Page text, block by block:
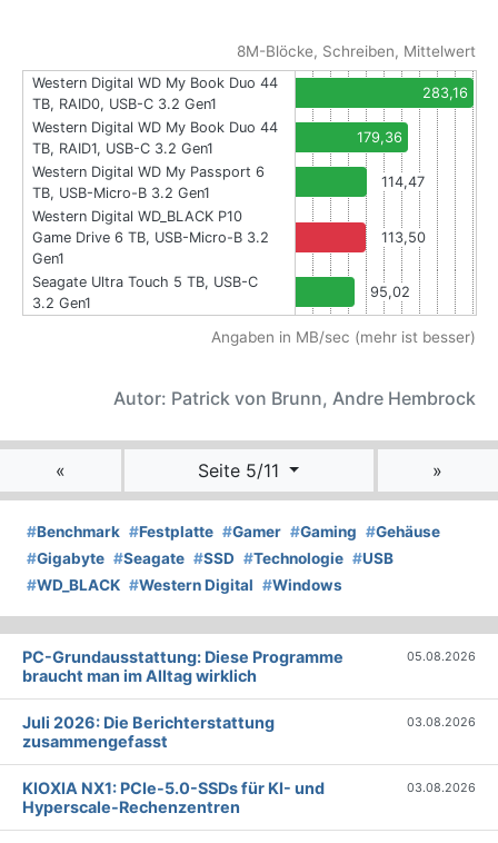
8M-Blöcke, Schreiben, Mittelwert
Western Digital WD My Book Duo 44
TB, RAID0, USB-C 3.2 Gen1
283,16
Western Digital WD My Book Duo 44
TB, RAID1, USB-C 3.2 Gen1
179,36
Western Digital WD My Passport 6
TB, USB-Micro-B 3.2 Gen1
114,47
Western Digital WD_BLACK P10
Game Drive 6 TB, USB-Micro-B 3.2
Gen1
113,50
Seagate Ultra Touch 5 TB, USB-C
3.2 Gen1
95,02
Angaben in MB/sec (mehr ist besser)
Autor: Patrick von Brunn, Andre Hembrock
« Seite 5/11 »
#Benchmark #Festplatte #Gamer #Gaming #Gehäuse
#Gigabyte #Seagate #SSD #Technologie #USB
#WD_BLACK #Western Digital #Windows
PC-Grundausstattung: Diese Programme
braucht man im Alltag wirklich
05.08.2026
Juli 2026: Die Bericht­erstattung
zusammengefasst
03.08.2026
KIOXIA NX1: PCIe-5.0-SSDs für KI- und
Hyperscale-Rechenzentren
03.08.2026